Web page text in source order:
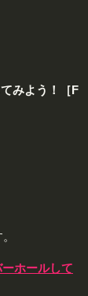
みよう！［F
ホールして